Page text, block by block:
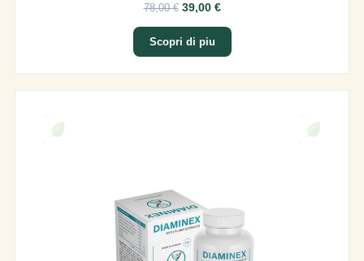
78,00 €39,00 €
Scopri di piu